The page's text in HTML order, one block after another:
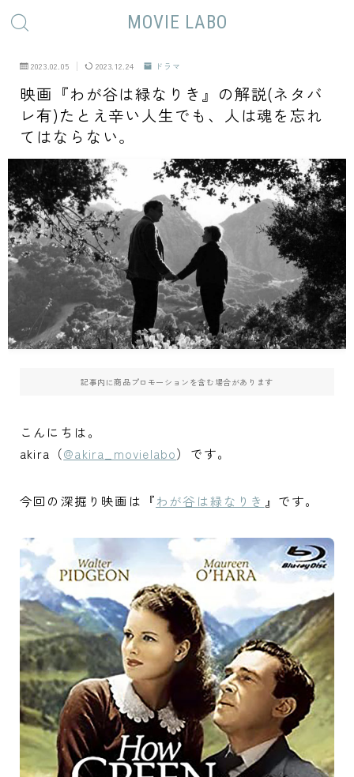
MOVIE LABO
2023.02.05 2023.12.24 ドラマ
映画『わが谷は緑なりき』の解説(ネタバ
レ有)たとえ辛い人生でも、人は魂を忘れ
てはならない。
記事内に商品プロモーションを含む場合があります
こんにちは。
akira（@akira_movielabo）です。
今回の深掘り映画は『わが谷は緑なりき 』です。